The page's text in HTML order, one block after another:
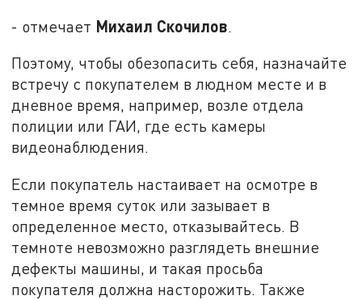
- отмечает Михаил Скочилов.
Поэтому, чтобы обезопасить себя, назначайте
встречу с покупателем в людном месте и в
дневное время, например, возле отдела
полиции или ГАИ, где есть камеры
видеонаблюдения.
Если покупатель настаивает на осмотре в
темное время суток или зазывает в
определенное место, отказывайтесь. В
темноте невозможно разглядеть внешние
дефекты машины, и такая просьба
покупателя должна насторожить. Также